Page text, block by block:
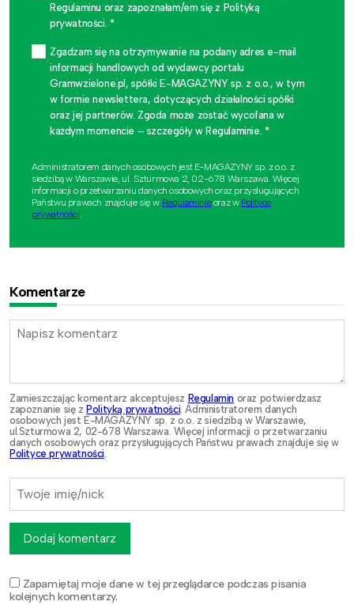
Regulaminu oraz zapoznałam/em się z Polityką
prywatności. *
Zgadzam się na otrzymywanie na podany adres e-mail
informacji handlowych od wydawcy portalu
Gramwzielone.pl, spółki E-MAGAZYNY sp. z o.o., w tym
w formie newslettera, dotyczących działalności spółki
oraz jej partnerów. Zgoda może zostać wycofana w
każdym momencie – szczegóły w Regulaminie. *
Administratorem danych osobowych jest E-MAGAZYNY sp. z o.o. z
siedzibą w Warszawie, ul. Szturmowa 2, 02-678 Warszawa. Więcej
informacji o przetwarzaniu danych osobowych oraz przysługujących
Państwu prawach znajduje się w Regulaminieoraz w Polityce
prywatności.
Komentarze
Zamieszczając komentarz akceptujesz Regulamin oraz potwierdzasz
zapoznanie się zPolityką prywatności . Administratorem danych
osobowych jest E-MAGAZYNY sp. z o.o. z siedzibą w Warszawie,
ul.Szturmowa 2, 02-678 Warszawa. Więcej informacji o przetwarzaniu
danych osobowych oraz przysługujących Państwu prawach znajduje się w
Polityce prywatności
Zapamiętaj moje dane w tej przeglądarce podczas pisania
kolejnych komentarzy.
Dodaj komentarz